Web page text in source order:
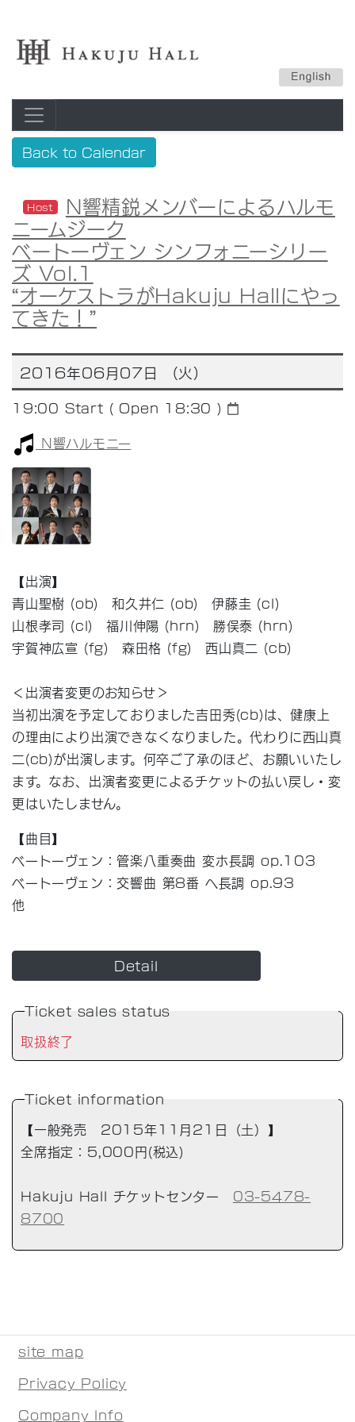
Back to Calendar
Host N響精鋭メンバーによるハルモ
ニームジーク
ベートーヴェン シンフォニーシリー
ズ Vol.1
“オーケストラがHakuju Hallにやっ
てきた！”
2016年06月07日 （火）
19:00 Start ( Open 18:30 )
N響ハルモニー
【出演】
青山聖樹 (ob) 和久井仁 (ob) 伊藤圭 (cl)
山根孝司 (cl) 福川伸陽 (hrn) 勝俣泰 (hrn)
宇賀神広宣 (fg) 森田格 (fg) 西山真二 (cb)
＜出演者変更のお知らせ＞
当初出演を予定しておりました吉田秀(cb)は、健康上
の理由により出演できなくなりました。代わりに西山真
二(cb)が出演します。何卒ご了承のほど、お願いいたし
ます。なお、出演者変更によるチケットの払い戻し・変
更はいたしません。
【曲目】
ベートーヴェン：管楽八重奏曲 変ホ長調 op.103
ベートーヴェン：交響曲 第8番 ヘ長調 op.93
他
Detail
Ticket sales status
取扱終了
Ticket information
【一般発売 2015年11月21日（土）】
全席指定：5,000円(税込)
Hakuju Hall チケットセンター 03-5478-
8700
site map
Privacy Policy
Company Info